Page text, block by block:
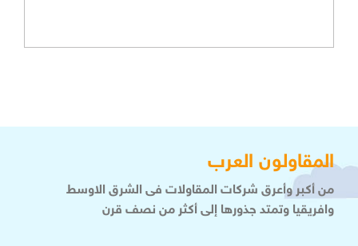
المقاولون العرب
من أكبر وأعرق شركات المقاولات فى الشرق الاوسط
وافريقيا وتمتد جذورها إلى أكثر من نصف قرن